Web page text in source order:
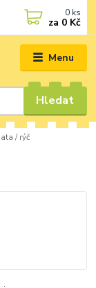
Menu
Hledat
0 ks
za 0 Kč
/ rýč